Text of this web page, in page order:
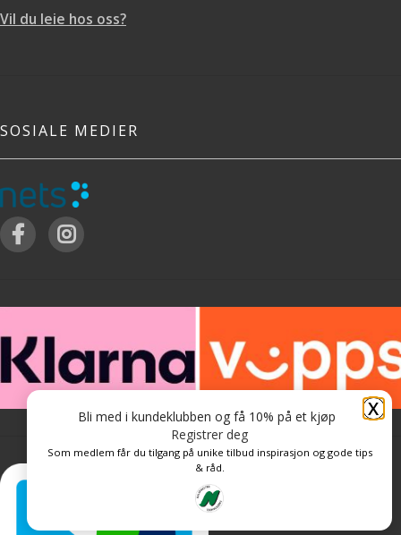
Vil du leie hos oss?
SOSIALE MEDIER
X
Bli med i kundeklubben og få 10% på et kjøp
Registrer deg
Som medlem får du tilgang på unike tilbud inspirasjon og gode tips
& råd.